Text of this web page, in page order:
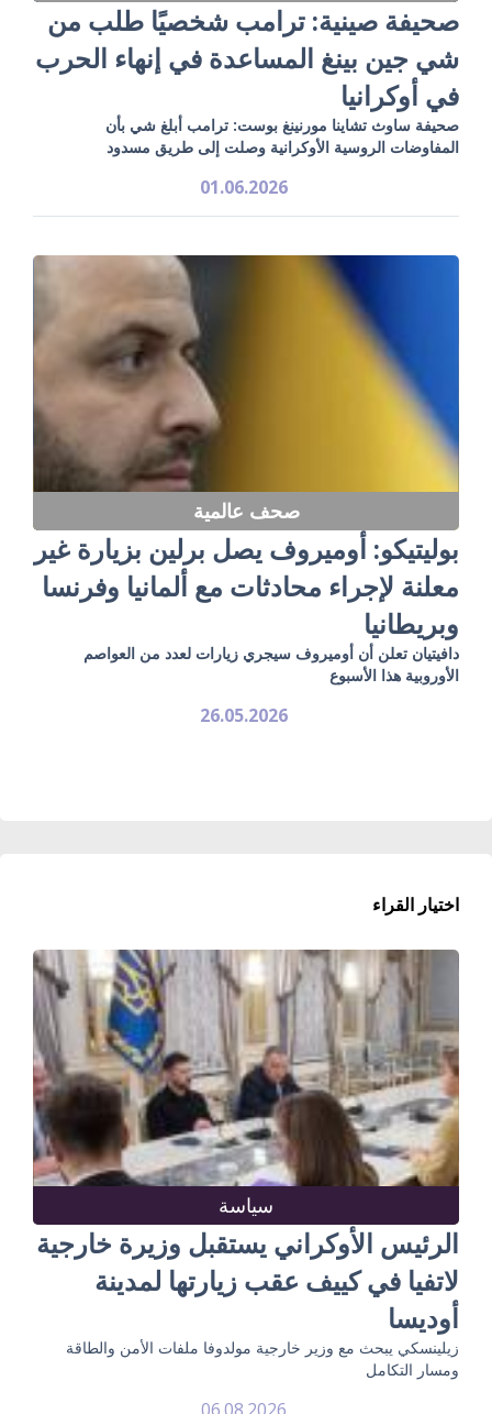
صحيفة صينية: ترامب شخصيًا طلب من
شي جين بينغ المساعدة في إنهاء الحرب
في أوكرانيا
صحيفة ساوث تشاينا مورنينغ بوست: ترامب أبلغ شي بأن
المفاوضات الروسية الأوكرانية وصلت إلى طريق مسدود
01.06.2026
صحف عالمية
بوليتيكو: أوميروف يصل برلين بزيارة غير
معلنة لإجراء محادثات مع ألمانيا وفرنسا
وبريطانيا
دافيتيان تعلن أن أوميروف سيجري زيارات لعدد من العواصم
الأوروبية هذا الأسبوع
26.05.2026
اختيار القراء
سياسة
الرئيس الأوكراني يستقبل وزيرة خارجية
لاتفيا في كييف عقب زيارتها لمدينة
أوديسا
زيلينسكي يبحث مع وزير خارجية مولدوفا ملفات الأمن والطاقة
ومسار التكامل